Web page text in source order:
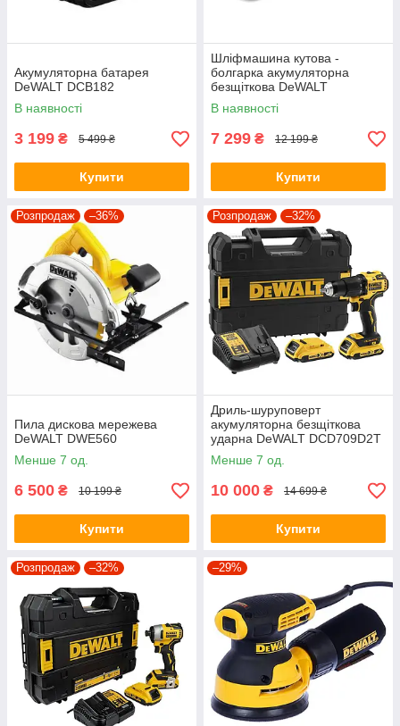
Акумуляторна батарея
DeWALT DCB182
В наявності
3 199 ₴ 5 499 ₴
Купити
Шліфмашина кутова -
болгарка акумуляторна
безщіткова DeWALT
DCG405N
В наявності
7 299 ₴ 12 199 ₴
Купити
Розпродаж –36%
Пила дискова мережева
DeWALT DWE560
Менше 7 од.
6 500 ₴ 10 199 ₴
Купити
Розпродаж –32%
Дриль-шуруповерт
акумуляторна безщіткова
ударна DeWALT DCD709D2T
Менше 7 од.
10 000 ₴ 14 699 ₴
Купити
Розпродаж –32% –29%